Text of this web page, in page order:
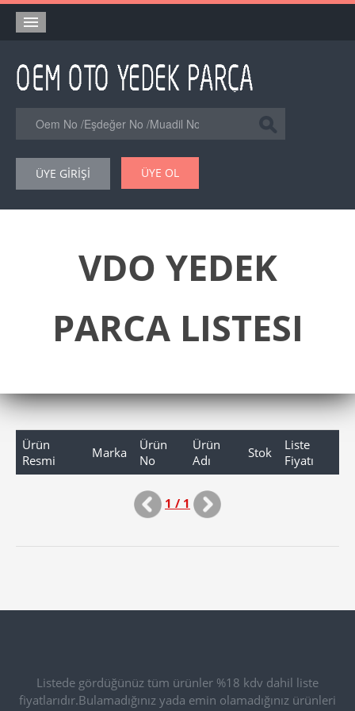
Orjinal Yedek Parça
Eşdeğer Muadil Yedek Parça
Şase Numarası VIN Yedekparça Sorgulama
Hakkımızda
ÜYE GİRİŞİ ÜYE OL
VDO YEDEK
PARCA LISTESI
Ürün
Resmi
Marka
Ürün
No
Ürün
Adı
Stok
Liste
Fiyatı
1 / 1
Listede gördüğünüz tüm ürünler %18 kdv dahil liste
fiyatlarıdır.Bulamadığınız yada emin olamadığınız ürünleri